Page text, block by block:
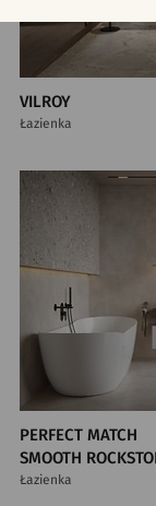
VILROY
Łazienka
PERFECT MATCH
SMOOTH
Łazienka